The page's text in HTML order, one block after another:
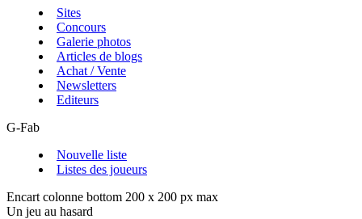
Sites
Concours
Galerie photos
Articles de blogs
Achat / Vente
Newsletters
Editeurs
G-Fab
Nouvelle liste
Listes des joueurs
Encart colonne bottom 200 x 200 px max
Un jeu au hasard